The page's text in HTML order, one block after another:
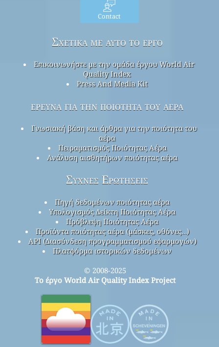
Contact
Σχετικά με αυτό το έργο
Επικοινωνήστε με την ομάδα έργου World Air
Quality Index
Press And Media Kit
έρευνα για την ποιότητα του αέρα
Γνωσιακή βάση και άρθρα για την ποιότητα του
αέρα
Πειραματισμός Ποιότητας Αέρα
Ανάλυση αισθητήρων ποιότητας αέρα
Συχνές Ερωτήσεις
Πηγή δεδομένων ποιότητας αέρα
Υπολογισμός Δείκτη Ποιότητας Αέρα
Πρόβλεψη Ποιότητας Αέρα
Προϊόντα ποιότητας αέρα (μάσκες, οθόνες…)
API (Διασύνδεση προγραμματισμού εφαρμογών)
Πλατφόρμα ιστορικών δεδομένων
© 2008-2025
Το έργο World Air Quality Index Project